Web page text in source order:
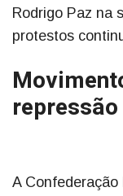
Rodrigo Paz na
protestos
repressão
A Confederação